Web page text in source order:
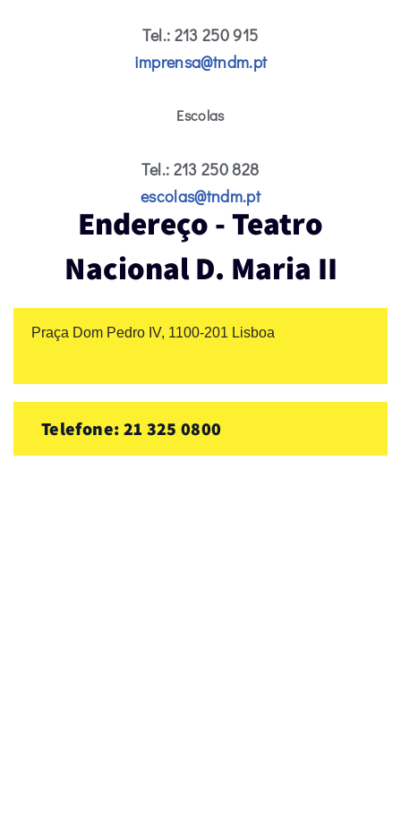
Tel.: 213 250 915
imprensa@tndm.pt
Escolas
Tel.: 213 250 828
escolas@tndm.pt
Endereço - Teatro
Nacional D. Maria II
Praça Dom Pedro IV, 1100-201 Lisboa
Telefone: 21 325 0800